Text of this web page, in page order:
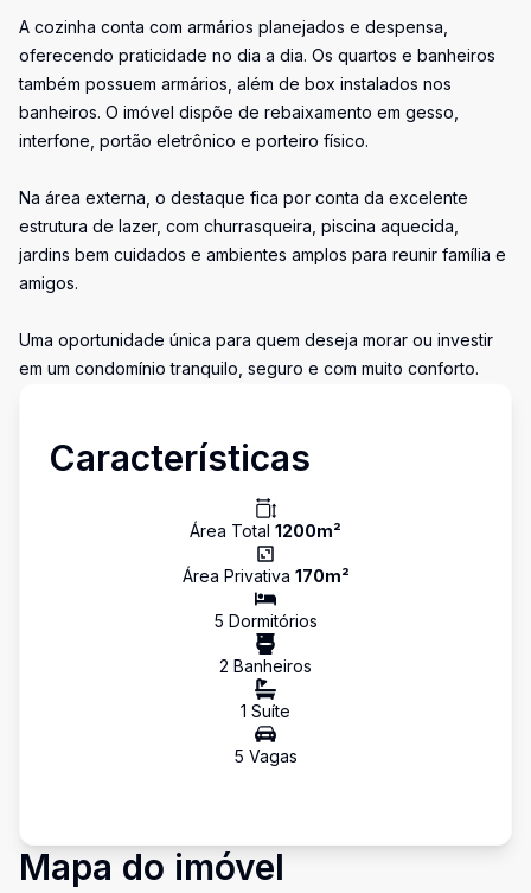
A cozinha conta com armários planejados e despensa,
oferecendo praticidade no dia a dia. Os quartos e banheiros
também possuem armários, além de box instalados nos
banheiros. O imóvel dispõe de rebaixamento em gesso,
interfone, portão eletrônico e porteiro físico.
Na área externa, o destaque fica por conta da excelente
estrutura de lazer, com churrasqueira, piscina aquecida,
jardins bem cuidados e ambientes amplos para reunir família e
amigos.
Uma oportunidade única para quem deseja morar ou investir
em um condomínio tranquilo, seguro e com muito conforto.
Características
Área Total 1200m²
Área Privativa 170m²
5 Dormitórios
2 Banheiros
1 Suíte
5 Vagas
Mapa do imóvel